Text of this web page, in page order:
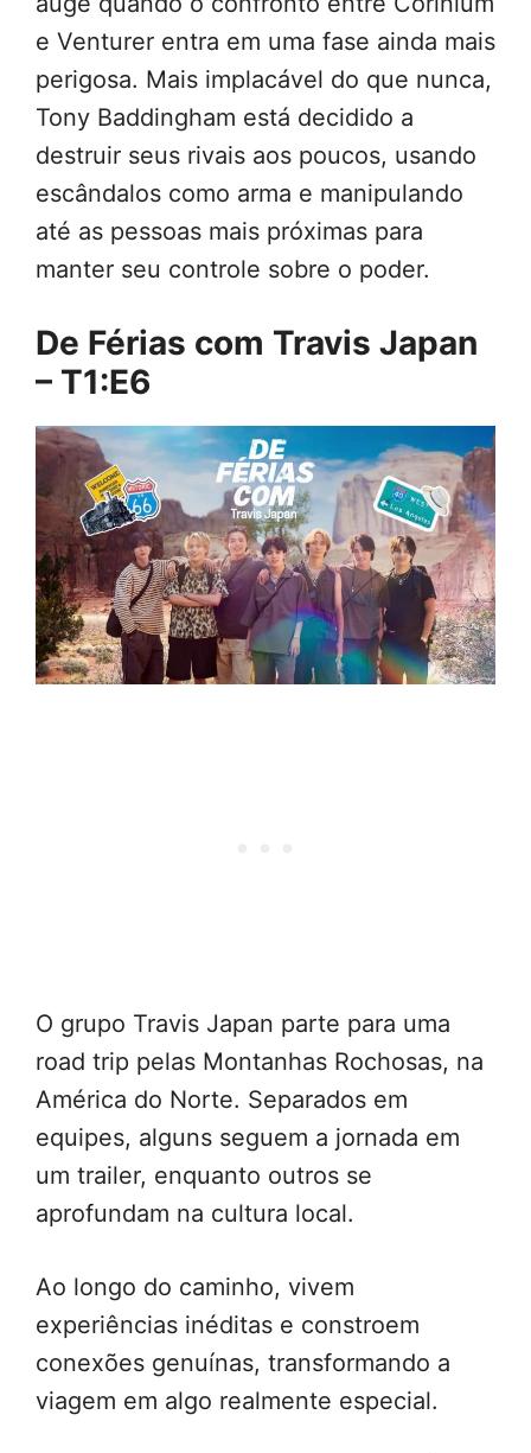
e Venturer entra em uma fase ainda mais
perigosa. Mais implacável do que nunca,
Tony Baddingham está decidido a
destruir seus rivais aos poucos, usando
escândalos como arma e manipulando
até as pessoas mais próximas para
manter seu controle sobre o poder.
De Férias com Travis Japan
– T1:E6
O grupo Travis Japan parte para uma
road trip pelas Montanhas Rochosas, na
América do Norte. Separados em
equipes, alguns seguem a jornada em
um trailer, enquanto outros se
aprofundam na cultura local.
Ao longo do caminho, vivem
experiências inéditas e constroem
conexões genuínas, transformando a
viagem em algo realmente especial.